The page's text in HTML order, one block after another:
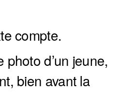
compte.
photo d’un jeune,
bien avant la